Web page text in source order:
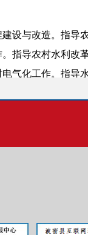
设与改造。指导
指导农村水利改
气化工作。 指导
仲裁跨乡（镇）水
指导水库、水电
程建设的监督。